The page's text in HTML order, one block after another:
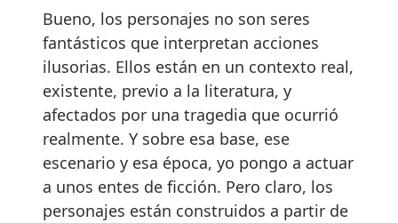
Bueno, los personajes no son seres
fantásticos que interpretan acciones
ilusorias. Ellos están en un contexto real,
existente, previo a la literatura, y
afectados por una tragedia que ocurrió
realmente. Y sobre esa base, ese
escenario y esa época, yo pongo a actuar
a unos entes de ficción. Pero claro, los
personajes están construidos a partir de